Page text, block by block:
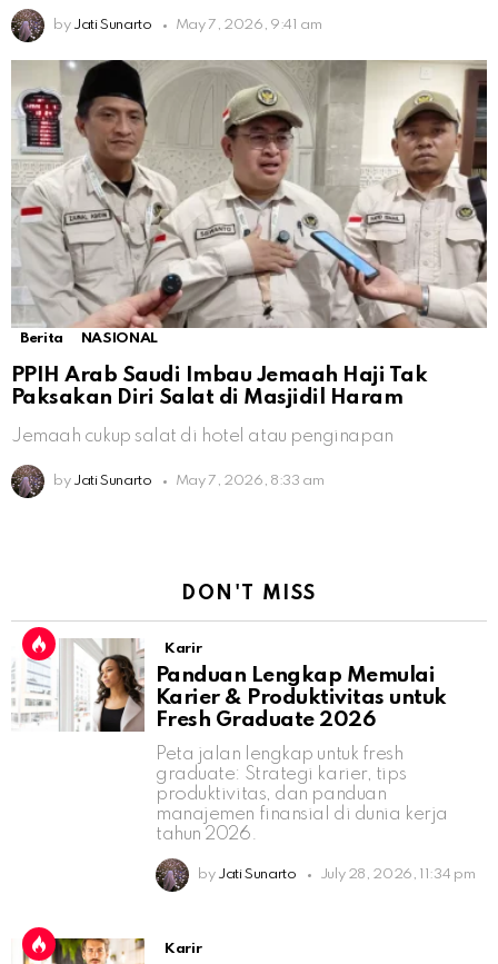
by Jati Sunarto May 7, 2026, 9:41 am
Berita NASIONAL
PPIH Arab Saudi Imbau Jemaah Haji Tak
Paksakan Diri Salat di Masjidil Haram
Jemaah cukup salat di hotel atau penginapan
by Jati Sunarto May 7, 2026, 8:33 am
DON'T MISS
Karir
Panduan Lengkap Memulai
Karier & Produktivitas untuk
Fresh Graduate 2026
Peta jalan lengkap untuk fresh
graduate: Strategi karier, tips
produktivitas, dan panduan
manajemen finansial di dunia kerja
tahun 2026.
by Jati Sunarto July 28, 2026, 11:34 pm
Karir